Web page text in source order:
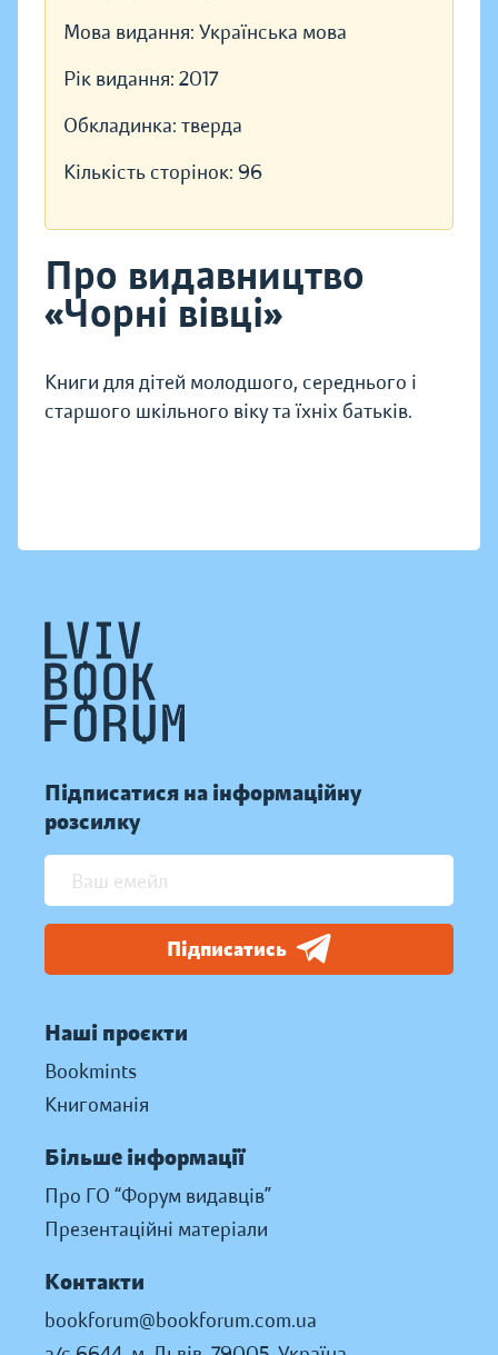
Мова видання: Українська мова
Рік видання: 2017
Обкладинка: тверда
Кількість сторінок: 96
Про видавництво
«Чорні вівці»
Книги для дітей молодшого, середнього і
старшого шкільного віку та їхніх батьків.
Підписатися на інформаційну
розсилку
Підписатись
Наші проєкти
Bookmints
Книгоманія
Більше інформації
Про ГО “Форум видавців”
Презентаційні матеріали
Контакти
bookforum@bookforum.com.ua